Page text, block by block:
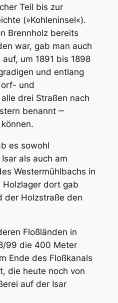
Teil bis zur
(»Kohleninsel«).
Brennholz bereits
war, gab man auch
um 1891 bis 1898
und entlang
und
drei Straßen nach
benannt ‒
es sowohl
als auch am
Westermühlbachs in
dort gab
Holzstraße den
Floßländen in
99 die 400 Meter
Ende des Floßkanals
die heute noch von
auf der Isar